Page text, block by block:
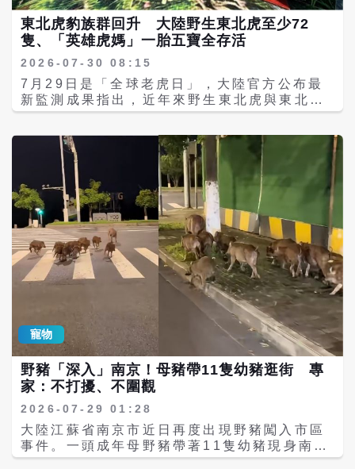
（Mesoplodon densirostris），其科研價
值相當高。布氏喙鯨屬於喙鯨科（Family
Ziphiidae）中喙鯨屬，是全球分布最廣泛的
喙鯨之一，主要棲息於熱帶及暖溫帶深海海
時間可長達40分鐘至1小時以上，因此極少被
人類直接觀察。由於牠們長期生活於遠洋深
及族群資訊，大多來自擱淺個體的研究。 海洋
生物學者指出，一頭擱淺鯨魚猶如一座「漂流
上岸的深海資料庫」。研究人員可透過病理解
剖分析死亡原因，並採集肌肉、皮膚、內臟及
骨骼等樣本，進一步進行DNA定序、寄生蟲調
查、胃內容物分析、重金屬及持久性有機污染
物檢測，以及微塑膠污染研究。 此外，完整骨
骼標本亦可作為自然史博物館館藏，供後續學
術研究及環境教育使用。 僅靠外觀難辨物種
仍須DNA及骨骼確認 報導指出，目前僅依現
場影像判斷，尚無法百分之百確認物種。專家
表示，喙鯨種類眾多，體色容易受到年齡、性
別及光線影響，加上多數個體表面布滿抓痕及
疤痕，僅靠外觀辨識容易誤判，仍須透過頭
骨、牙齒等骨骼特徵，甚至DNA鑑定才能確
認。 除了布氏喙鯨外，也不排除可能是貝氏喙
鯨（Baird’s beaked whale，Berardius
bairdii）或其他喙鯨科物種。 公開文獻顯
示，福建長樂曾於2015年發現一頭布氏喙鯨擱
淺，並由大陸自然資源部第三海洋研究所研究
人員進行形態測量。 曾多次參與鯨豚擱淺處理
東北虎豹族群回升 大陸野生東北虎至少72
隻、「英雄虎媽」一胎五寶全存活
2026-07-30 08:15
7月29日是「全球老虎日」，大陸官方公布最
新監測成果指出，近年來野生東北虎與東北豹
族群數量持續穩定成長。其中，位於吉林、黑
測到至少72隻野生東北虎、115隻野生東北
豹，虎崽存活率也從過去約30%提升至接近
50%。 東北虎豹國家公園於設立滿五周年之際
表示，園區已建置「天空地一體化」生態監測
系統，透過空拍、衛星及紅外線自動相機等設
備，累計拍攝到超過3萬次東北虎、4萬次東北
豹活動影像，並可全天候辨識超過30種野生動
物。 東北虎豹國家公園指出，過去因棲地破碎
化及管理分散，影響大型掠食動物生存，如今
透過整合保護區、恢復棲地連續性，使野生虎
豹擁有更完整的活動空間。2025年更曾拍攝到
珍貴的「六虎同框」畫面，成為近年野生東北
虎族群恢復的重要象徵。 此外，中俄也持續推
動跨境保育合作。雙方最新公布的聯合監測成
果顯示，跨境保護區內共記錄到至少147隻野
生東北虎及223隻野生東北豹，其中已有21隻
納入兩國共同監測系統。跨境保護區總面積接
近1.7萬平方公里，兩國聯合巡護、資料共享
及保育技術交流。 值得關注的是，編號
寵物
野豬「深入」南京！母豬帶11隻幼豬逛街 專
家：不打擾、不圍觀
2026-07-29 01:28
大陸江蘇省南京市近日再度出現野豬闖入市區
事件。一頭成年母野豬帶著11隻幼豬現身南京
青奧體育公園附近道路，在街頭奔跑的畫面被